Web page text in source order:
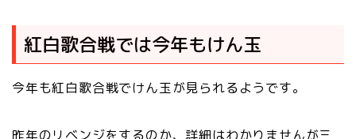
紅白歌合戦では今年もけん玉
今年も紅白歌合戦でけん玉が見られるようです。
昨年のリベンジをするのか、詳細はわかりませんが三